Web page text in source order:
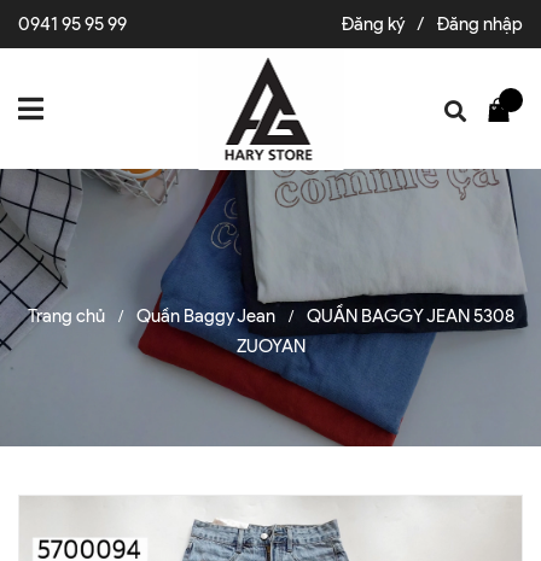
0941 95 95 99 Đăng ký / Đăng nhập
Trang chủ / Quần Baggy Jean /
QUẦN BAGGY JEAN 5308
ZUOYAN